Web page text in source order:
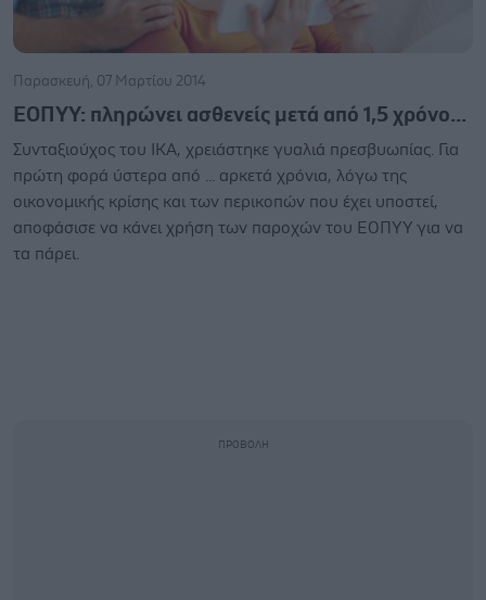
Παρασκευή, 07 Μαρτίου 2014
ΕΟΠΥΥ: πληρώνει ασθενείς μετά από 1,5 χρόνο...
Συνταξιούχος του ΙΚΑ, χρειάστηκε γυαλιά πρεσβυωπίας. Για
πρώτη φορά ύστερα από ... αρκετά χρόνια, λόγω της
οικονομικής κρίσης και των περικοπών που έχει υποστεί,
αποφάσισε να κάνει χρήση των παροχών του ΕΟΠΥΥ για να
τα πάρει.